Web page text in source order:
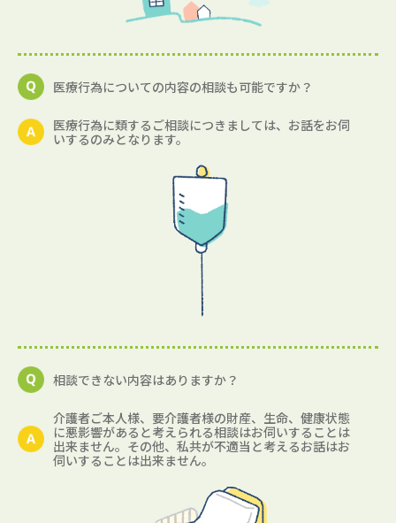
医療行為についての内容の相談も可能ですか？
医療行為に類するご相談につきましては、お話をお伺
いするのみとなります。
相談できない内容はありますか？
介護者ご本人様、要介護者様の財産、生命、健康状態
に悪影響があると考えられる相談はお伺いすることは
出来ません。その他、私共が不適当と考えるお話はお
伺いすることは出来ません。